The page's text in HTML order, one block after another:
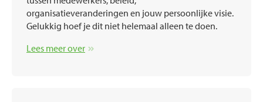
organisatieveranderingen en jouw persoonlijke visie.
Gelukkig hoef je dit niet helemaal alleen te doen.
Lees meer over